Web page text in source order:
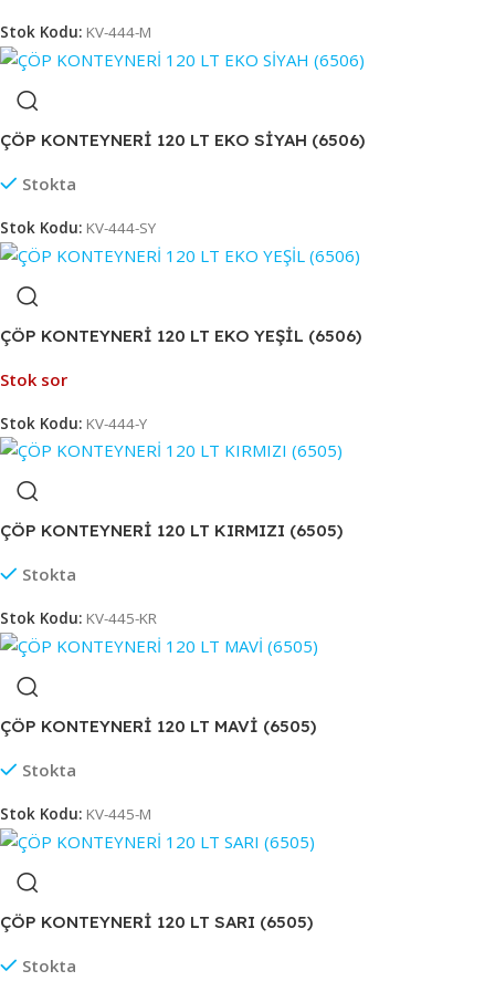
Stok Kodu: KV-444-M
ÇÖP KONTEYNERİ 120 LT EKO SİYAH (6506)
Stokta
Stok Kodu: KV-444-SY
ÇÖP KONTEYNERİ 120 LT EKO YEŞİL (6506)
Stok sor
Stok Kodu: KV-444-Y
ÇÖP KONTEYNERİ 120 LT KIRMIZI (6505)
Stokta
Stok Kodu: KV-445-KR
ÇÖP KONTEYNERİ 120 LT MAVİ (6505)
Stokta
Stok Kodu: KV-445-M
ÇÖP KONTEYNERİ 120 LT SARI (6505)
Stokta